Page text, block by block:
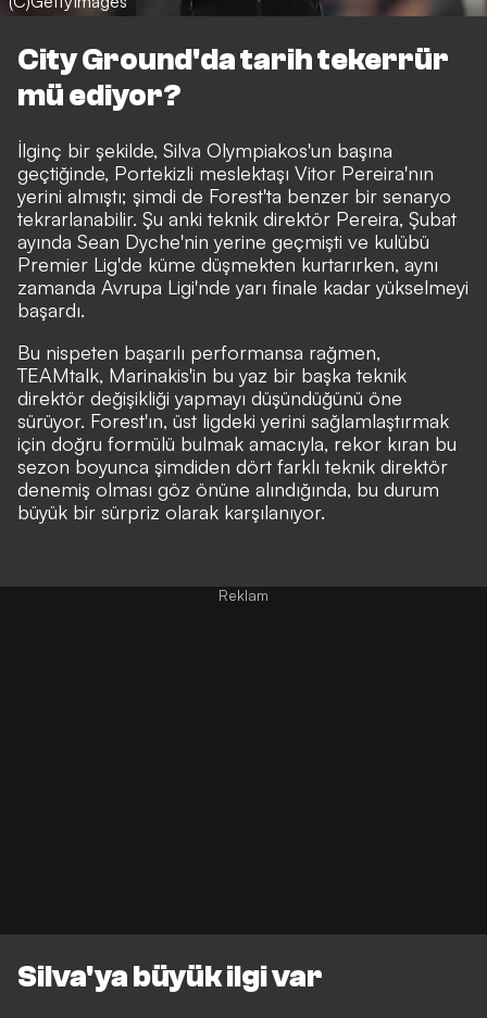
City Ground'da tarih tekerrür
mü ediyor?
İlginç bir şekilde, Silva Olympiakos'un başına
geçtiğinde, Portekizli meslektaşı Vitor Pereira'nın
yerini almıştı; şimdi de Forest'ta benzer bir senaryo
tekrarlanabilir. Şu anki teknik direktör Pereira, Şubat
ayında Sean Dyche'nin yerine geçmişti ve kulübü
Premier Lig'de küme düşmekten kurtarırken, aynı
zamanda Avrupa Ligi'nde yarı finale kadar yükselmeyi
başardı.
Bu nispeten başarılı performansa rağmen,
TEAMtalk, Marinakis'in bu yaz bir başka teknik
direktör değişikliği yapmayı düşündüğünü öne
sürüyor. Forest'ın, üst ligdeki yerini sağlamlaştırmak
için doğru formülü bulmak amacıyla, rekor kıran bu
sezon boyunca şimdiden dört farklı teknik direktör
denemiş olması göz önüne alındığında, bu durum
büyük bir sürpriz olarak karşılanıyor.
Silva'ya büyük ilgi var